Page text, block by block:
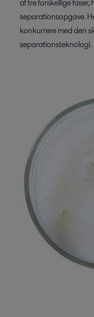
af tre forskellige
separationsopgave.
konkurrere med den
separationsteknologi.